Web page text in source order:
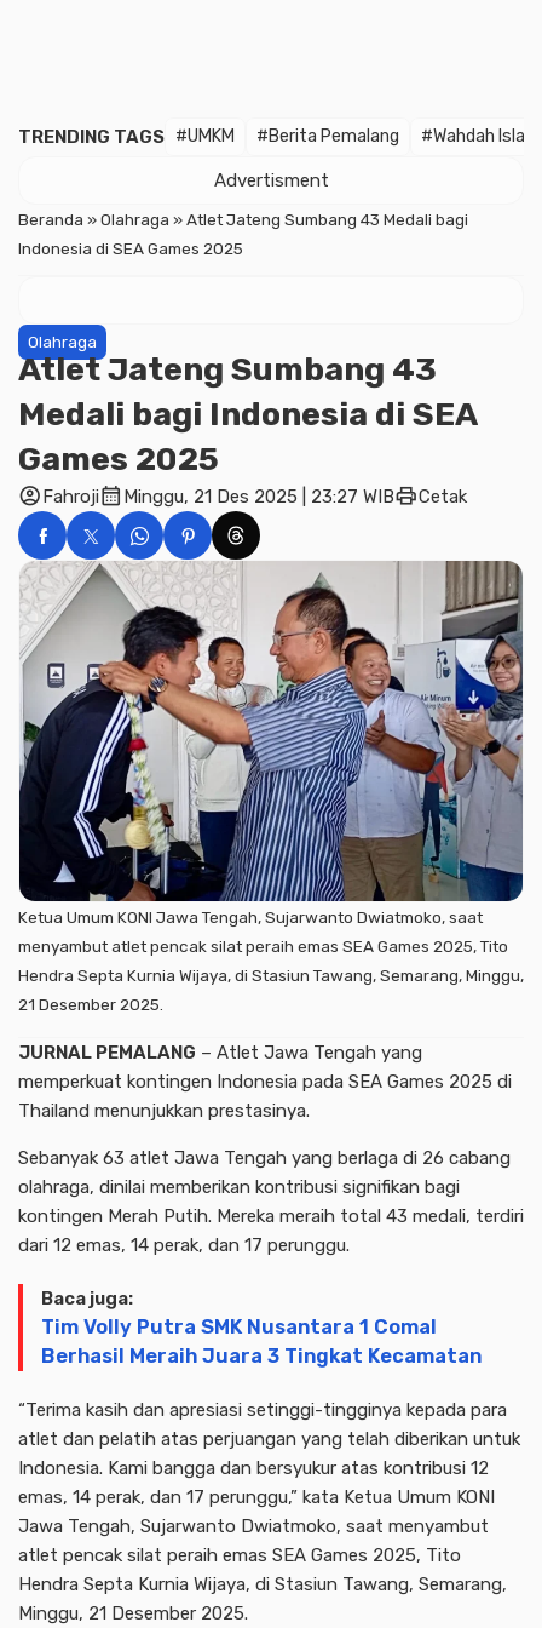
TRENDING TAGS #UMKM #Berita Pemalang #Wahdah
Advertisment
Beranda »Olahraga »Atlet Jateng Sumbang 43 Medali bagi
Indonesia di SEA Games 2025
Olahraga
Atlet Jateng Sumbang 43
Medali bagi Indonesia di SEA
Games 2025
account_circleFahrojicalendar_month Minggu, 21 Des 2025 | 23:27 WIBprintCetak
Ketua Umum KONI Jawa Tengah, Sujarwanto Dwiatmoko, saat
menyambut atlet pencak silat peraih emas SEA Games 2025, Tito
Hendra Septa Kurnia Wijaya, di Stasiun Tawang, Semarang, Minggu,
21 Desember 2025.
JURNAL PEMALANG – Atlet Jawa Tengah yang
memperkuat kontingen Indonesia pada SEA Games 2025 di
Thailand menunjukkan prestasinya.
Sebanyak 63 atlet Jawa Tengah yang berlaga di 26 cabang
olahraga, dinilai memberikan kontribusi signifikan bagi
kontingen Merah Putih. Mereka meraih total 43 medali, terdiri
dari 12 emas, 14 perak, dan 17 perunggu.
Baca juga:
Tim Volly Putra SMK Nusantara 1 Comal
Berhasil Meraih Juara 3 Tingkat Kecamatan
“Terima kasih dan apresiasi setinggi-tingginya kepada para
atlet dan pelatih atas perjuangan yang telah diberikan untuk
Indonesia. Kami bangga dan bersyukur atas kontribusi 12
emas, 14 perak, dan 17 perunggu,” kata Ketua Umum KONI
Jawa Tengah, Sujarwanto Dwiatmoko, saat menyambut
atlet pencak silat peraih emas SEA Games 2025, Tito
Hendra Septa Kurnia Wijaya, di Stasiun Tawang, Semarang,
Minggu, 21 Desember 2025.